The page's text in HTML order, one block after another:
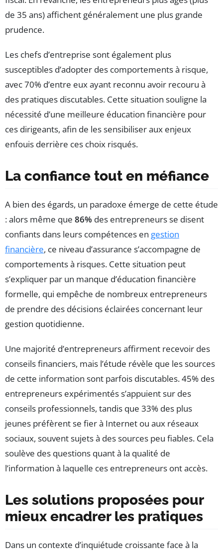
de 35 ans) affichent généralement une plus grande
prudence.
Les chefs d’entreprise sont également plus
susceptibles d’adopter des comportements à risque,
avec 70% d’entre eux ayant reconnu avoir recouru à
des pratiques discutables. Cette situation souligne la
nécessité d’une meilleure éducation financière pour
ces dirigeants, afin de les sensibiliser aux enjeux
enfouis derrière ces choix risqués.
La confiance tout en méfiance
A bien des égards, un paradoxe émerge de cette étude
: alors même que 86% des entrepreneurs se disent
confiants dans leurs compétences en gestion
financière, ce niveau d’assurance s’accompagne de
comportements à risques. Cette situation peut
s’expliquer par un manque d’éducation financière
formelle, qui empêche de nombreux entrepreneurs
de prendre des décisions éclairées concernant leur
gestion quotidienne.
Une majorité d’entrepreneurs affirment recevoir des
conseils financiers, mais l’étude révèle que les sources
de cette information sont parfois discutables. 45% des
entrepreneurs expérimentés s’appuient sur des
conseils professionnels, tandis que 33% des plus
jeunes préfèrent se fier à Internet ou aux réseaux
sociaux, souvent sujets à des sources peu fiables. Cela
soulève des questions quant à la qualité de
l’information à laquelle ces entrepreneurs ont accès.
Les solutions proposées pour
mieux encadrer les pratiques
Dans un contexte d’inquiétude croissante face à la